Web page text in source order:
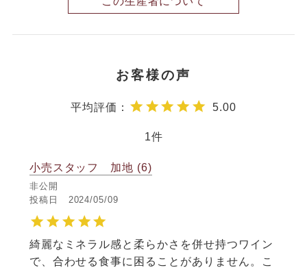
5.00
1
小売スタッフ 加地 6
非公開
投稿日
2024/05/09
綺麗なミネラル感と柔らかさを併せ持つワイン
で、合わせる食事に困ることがありません。こ